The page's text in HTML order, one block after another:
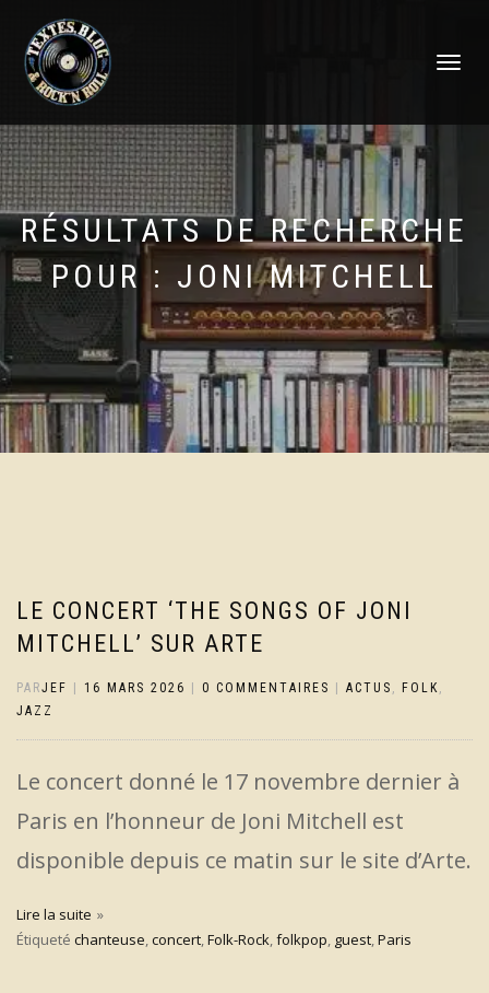
DÉPLIER
RÉSULTATS DE RECHERCHE
POUR : JONI MITCHELL
LE CONCERT ‘THE SONGS OF JONI
MITCHELL’ SUR ARTE
PARJEF 16 MARS 2026 0 COMMENTAIRES ACTUS , FOLK,
JAZZ
Le concert donné le 17 novembre dernier à
Paris en l’honneur de Joni Mitchell est
disponible depuis ce matin sur le site d’Arte.
Lire la suite
Étiqueté chanteuse,concert,Folk-Rock,folkpop, guest,Paris